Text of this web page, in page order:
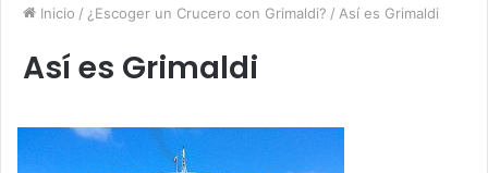
Inicio / ¿Escoger un Crucero con Grimaldi? / Así es Grimaldi
Así es Grimaldi